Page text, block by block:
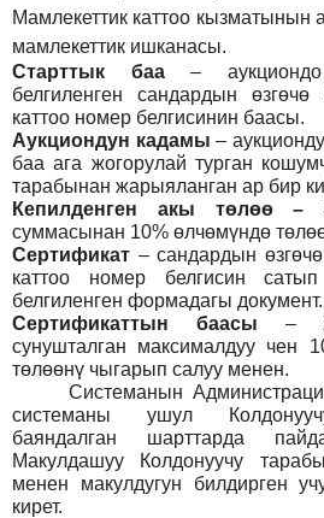
Мамлекеттик каттоо
мамлекеттик ишканасы.
Старттык баа–
белгиленген сандардын
каттоо номер белгисинин баасы.
Аукциондун кадамы –
баа ага жогорулай турган
тарабынан жарыяланган ар бир
Кепилденген акы төлөө
–
суммасынан 10% өлчөмүндө
Сертификат – сандардын
каттоо номер белгисин сатып
белгиленген формадагы документ.
Сертификаттын баасы –
сунушталган максималдуу чен
төлөөнү чыгарып салуу менен.
Системанын
системаны ушул
баяндалган шарттарда
Макулдашуу Колдонуучу
менен макулдугун билдирген
кирет.